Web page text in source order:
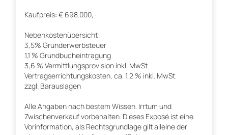
Kaufpreis: € 698.000,-
Nebenkostenübersicht:
3,5% Grunderwerbsteuer
1,1 % Grundbucheintragung
3,6 % Vermittlungsprovision inkl. MwSt.
Vertragserrichtungskosten, ca. 1,2 % inkl. MwSt.
zzgl. Barauslagen
Alle Angaben nach bestem Wissen. Irrtum und
Zwischenverkauf vorbehalten. Dieses Exposé ist eine
Vorinformation, als Rechtsgrundlage gilt alleine der